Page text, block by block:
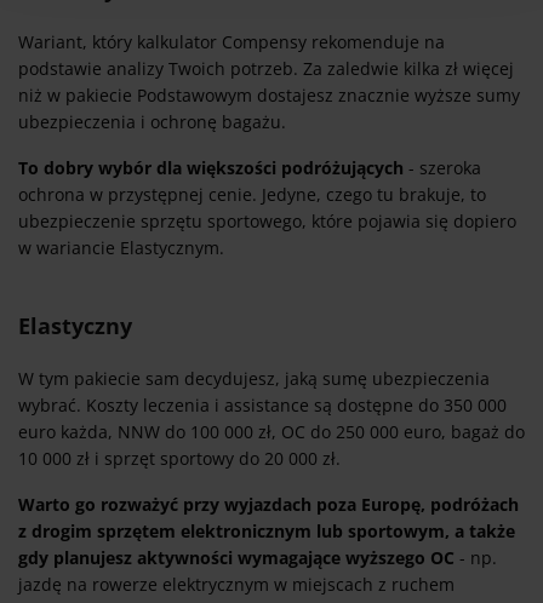
Wariant, który kalkulator Compensy rekomenduje na
podstawie analizy Twoich potrzeb. Za zaledwie kilka zł więcej
niż w pakiecie Podstawowym dostajesz znacznie wyższe sumy
ubezpieczenia i ochronę bagażu.
To dobry wybór dla większości podróżujących - szeroka
ochrona w przystępnej cenie. Jedyne, czego tu brakuje, to
ubezpieczenie sprzętu sportowego, które pojawia się dopiero
w wariancie Elastycznym.
Elastyczny
W tym pakiecie sam decydujesz, jaką sumę ubezpieczenia
wybrać. Koszty leczenia i assistance są dostępne do 350 000
euro każda, NNW do 100 000 zł, OC do 250 000 euro, bagaż do
10 000 zł i sprzęt sportowy do 20 000 zł.
Warto go rozważyć przy wyjazdach poza Europę, podróżach
z drogim sprzętem elektronicznym lub sportowym, a także
gdy planujesz aktywności wymagające wyższego OC - np.
jazdę na rowerze elektrycznym w miejscach z ruchem